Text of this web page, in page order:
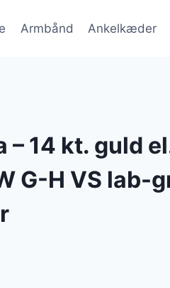
Armbånd Ankelkæder
– 14 kt. guld
G-H VS lab-